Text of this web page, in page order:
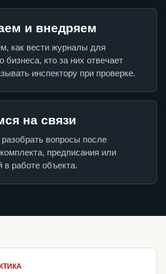
и внедряем
как вести журналы для
бизнеса, кто за них отвечает
инспектору при проверке.
на связи
вопросы после
предписания или
в работе объекта.